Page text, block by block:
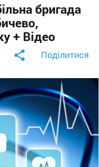
бригада
+ Відео
Поділитися